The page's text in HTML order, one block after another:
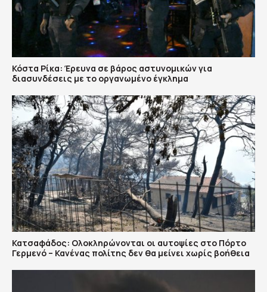
Κόστα Ρίκα: Έρευνα σε βάρος αστυνομικών για
διασυνδέσεις με το οργανωμένο έγκλημα
Κατσαφάδος: Ολοκληρώνονται οι αυτοψίες στο Πόρτο
Γερμενό – Κανένας πολίτης δεν θα μείνει χωρίς βοήθεια